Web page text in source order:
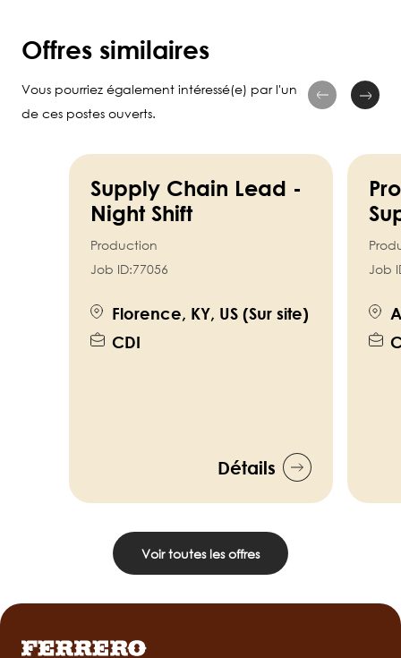
Offres similaires
Vous pourriez également intéressé(e) par l'un
de ces postes ouverts.
Supply Chain Lead -
Night Shift
Production
Job ID:77056
Florence, KY, US (Sur site)
CDI
Détails
Job
Voir toutes les offres